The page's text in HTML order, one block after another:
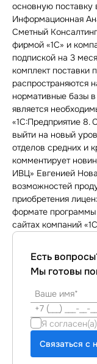
основную поставку
Информационная
Сметный
фирмой «1С» и
подпиской на 3
комплект поставки
распространяются
нормативные базы
является
«1С:Предприятие 8.
выйти на новый
отделов средних и
комментирует
ИВЦ» Евгенией
возможностей
приобретения
формате программы
сайтах компаний
Есть
Мы готовы
Я
Связаться с